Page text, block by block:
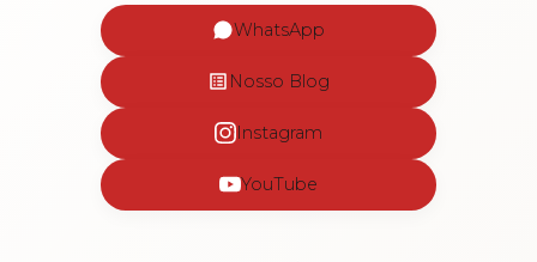
WhatsApp
Nosso Blog
Instagram
YouTube